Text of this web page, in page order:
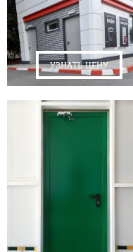
УЗНАТЬ ЦЕНУ